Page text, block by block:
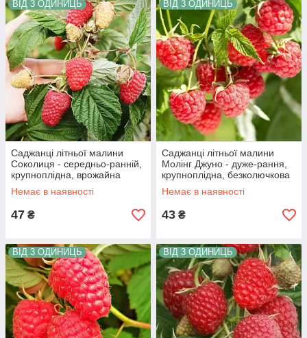
ВІД 3 ОДИНИЦЬ
Саджанці літньої малини
Соколиця - середньо-ранній,
крупноплідна, врожайна
Немає в наявності
47 ₴
ВІД 3 ОДИНИЦЬ
Саджанці літньої малини
Молінг Джуно - дуже-рання,
крупноплідна, безколючкова
Немає в наявності
43 ₴
ВІД 3 ОДИНИЦЬ ВІД 3 ОДИНИЦЬ